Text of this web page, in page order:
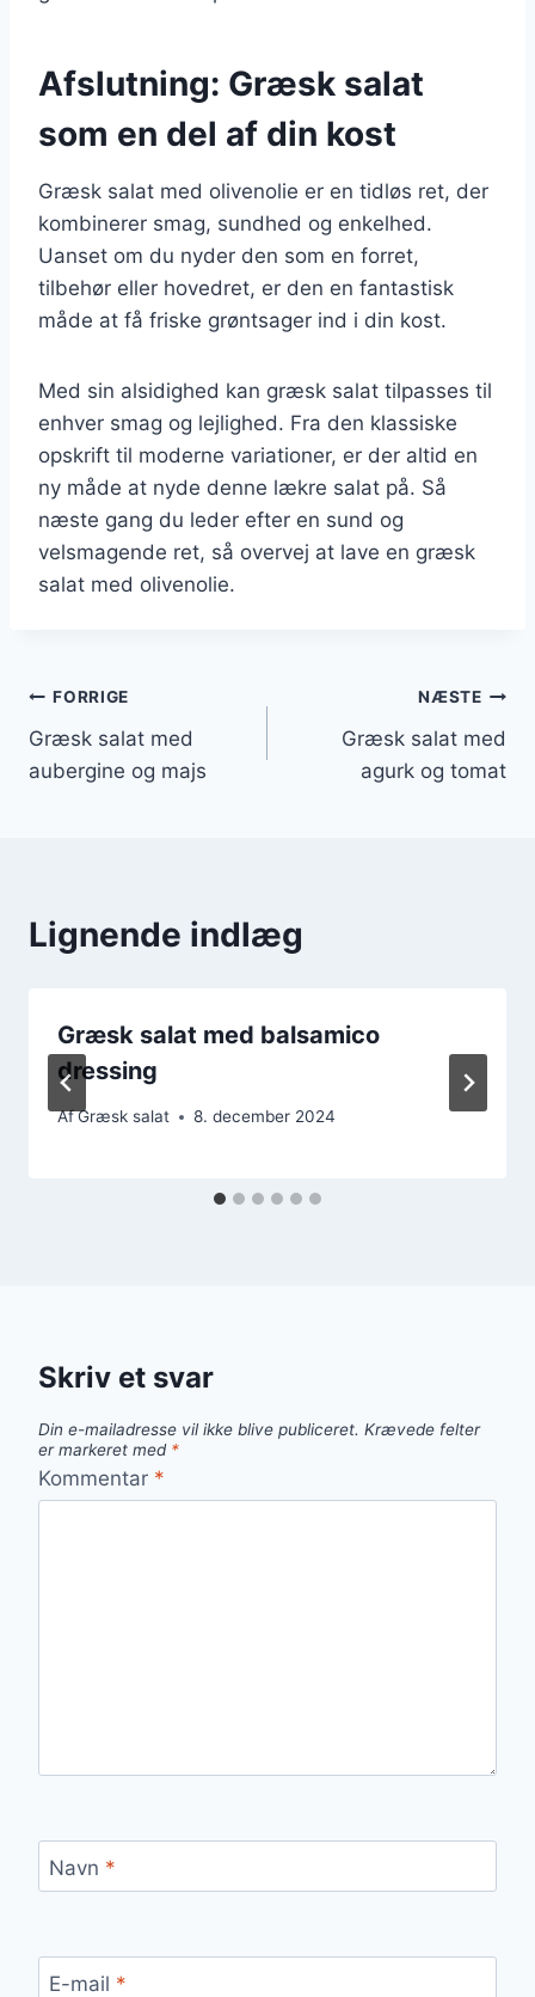
Afslutning: Græsk salat
som en del af din kost
Græsk salat med olivenolie er en tidløs ret, der
kombinerer smag, sundhed og enkelhed.
Uanset om du nyder den som en forret,
tilbehør eller hovedret, er den en fantastisk
måde at få friske grøntsager ind i din kost.
Med sin alsidighed kan græsk salat tilpasses til
enhver smag og lejlighed. Fra den klassiske
opskrift til moderne variationer, er der altid en
ny måde at nyde denne lækre salat på. Så
næste gang du leder efter en sund og
velsmagende ret, så overvej at lave en græsk
salat med olivenolie.
Indlægsnavigation
FORRIGE
Græsk salat med
aubergine og majs
NÆSTE
Græsk salat med
agurk og tomat
Lignende indlæg
Græsk salat med balsamico
dressing
AfGræsk salat 8. december 2024
Skriv et svar
Din e-mailadresse vil ikke blive publiceret. Krævede felter
er markeret med *
Kommentar *
Navn *
E-mail *